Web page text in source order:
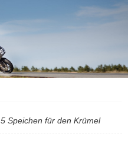
5 Speichen für den Krümel